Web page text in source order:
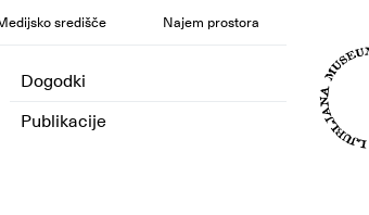
središče Najem prostora
Dogodki
Publikacije